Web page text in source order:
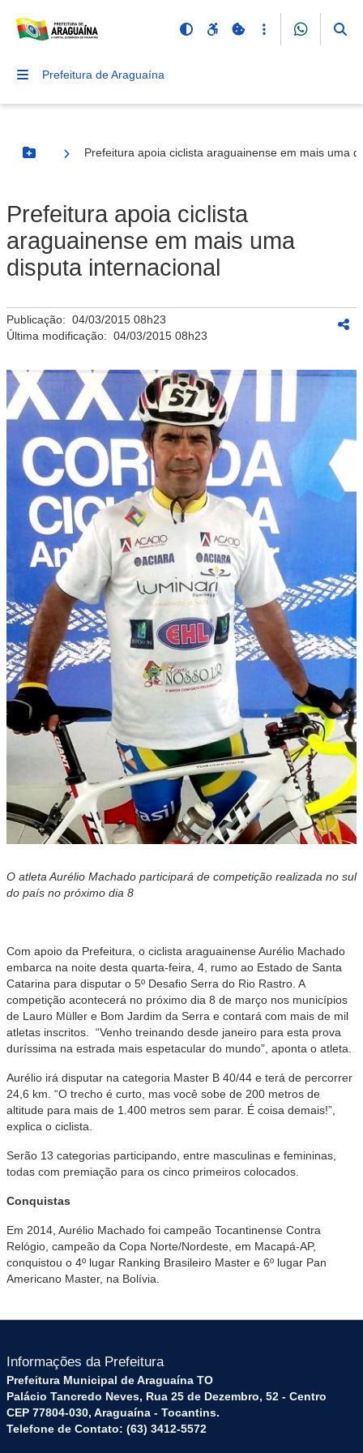
Prefeitura de Araguaína
Botão Menu
Prefeitura apoia ciclista araguainense em mais uma
Prefeitura apoia ciclista
araguainense em mais uma
disputa internacional
Publicação: 04/03/2015 08h23
Última modificação: 04/03/2015 08h23
O atleta Aurélio Machado participará de competição realizada no sul
do país no próximo dia 8
Com apoio da Prefeitura, o ciclista araguainense Aurélio Machado
embarca na noite desta quarta-feira, 4, rumo ao Estado de Santa
Catarina para disputar o 5º Desafio Serra do Rio Rastro. A
competição acontecerá no próximo dia 8 de março nos municípios
de Lauro Müller e Bom Jardim da Serra e contará com mais de mil
atletas inscritos. “Venho treinando desde janeiro para esta prova
duríssima na estrada mais espetacular do mundo”, aponta o atleta.
Aurélio irá disputar na categoria Master B 40/44 e terá de percorrer
24,6 km. “O trecho é curto, mas você sobe de 200 metros de
altitude para mais de 1.400 metros sem parar. É coisa demais!”,
explica o ciclista.
Serão 13 categorias participando, entre masculinas e femininas,
todas com premiação para os cinco primeiros colocados.
Conquistas
Em 2014, Aurélio Machado foi campeão Tocantinense Contra
Relógio, campeão da Copa Norte/Nordeste, em Macapá-AP,
conquistou o 4º lugar Ranking Brasileiro Master e 6º lugar Pan
Americano Master, na Bolívia.
Informações da Prefeitura
Prefeitura Municipal de Araguaína TO
Palácio Tancredo Neves, Rua 25 de Dezembro, 52 - Centro
CEP 77804-030, Araguaína - Tocantins.
Telefone de Contato: (63) 3412-5572